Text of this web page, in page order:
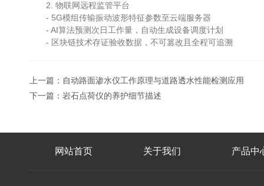
2. 物联网远程监管平台
- 5G模组传输振动波形特征参数至云端服务器
- AI算法预测次日工作量，自动生成设备调度计划
- 区块链技术存证验收数据，不可篡改且全程可追溯
上一篇： 自动路面渗水仪工作原理与道路透水性能检测应用
下一篇： 岩石点荷仪的养护细节描述
网站首页 关于我们 产品中